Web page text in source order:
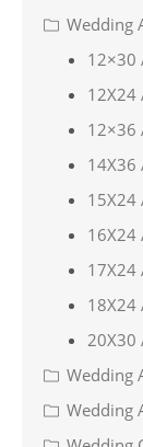
Wedding
12×30
12X24
12×36
14X36
15X24
16X24
17X24
18X24
20X30
Wedding
Wedding